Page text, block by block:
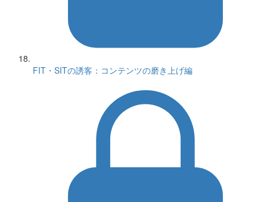
FIT・SITの誘客：コンテンツの磨き上げ編